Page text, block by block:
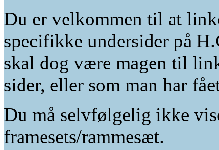
Du er velkommen til at
specifikke undersider på
skal dog være magen til
sider, eller som man har
Du må selvfølgelig ikke
framesets/rammesæt.